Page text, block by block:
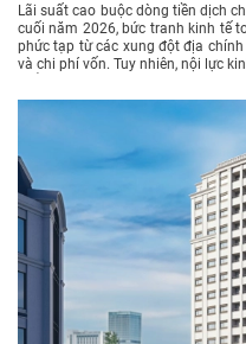
Lãi suất cao buộc dòng tiền dịch
cuối năm 2026, bức tranh kinh tế
phức tạp từ các xung đột địa
và chi phí vốn. Tuy nhiên, nội lực
ổn định và hành lang pháp lý bất
cáo nghiên cứu thị trường từ
sản Dat Xanh Services (DXS-
dự kiến tiếp tục duy trì ở mức
Chi phí vốn cao khiến tâm lý
quyết định đầu tư cảm tính hay
chỉ ra rằng, lượng trái phiếu
cuối năm 2026 lên tới khoảng
khắc nghiệt lọc sạch các đơn vị
thị trường phân hóa rõ nét: dòng
tầng/shophouse có giá trị sử
triển bởi các đơn vị uy tín. "Dòng
chuyển sang các dự án pháp lý
sử dụng thực, tiềm năng tăng giá